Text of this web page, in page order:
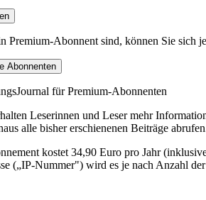
Premium-Abonnent sind, können Sie sich
für Premium-Abonnenten
Leserinnen und Leser mehr
alle bisher erschienenen Beiträge
kostet 34,90 Euro pro Jahr
(„IP-Nummer") wird es je nach Anzahl